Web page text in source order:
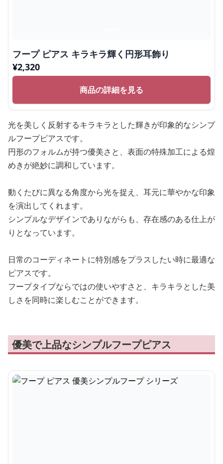
フープ ピアス キラキラ輝く円形耳飾り
¥2,320
商品の詳細を見る
光を美しく反射するキラキラとした輝きが印象的なシンプ
ルフープピアスです。
円形のフォルムが持つ優美さと、表面の特殊加工による煌
めきが絶妙に調和しています。
動くたびに異なる角度から光を捉え、耳元に華やかな印象
を演出してくれます。
シンプルなデザインでありながらも、存在感のある仕上が
りとなっています。
日常のコーディネートに特別感をプラスしたい時に最適な
ピアスです。
フープタイプならではの使いやすさと、キラキラとした美
しさを同時に楽しむことができます。
優美で上品なシンプルフープピアス